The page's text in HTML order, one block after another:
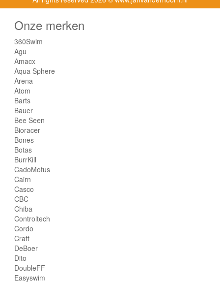
Onze merken
360Swim
Agu
Amacx
Aqua Sphere
Arena
Atom
Barts
Bauer
Bee Seen
Bioracer
Bones
Botas
BurrKill
CadoMotus
Cairn
Casco
CBC
Chiba
Controltech
Cordo
Craft
DeBoer
Dito
DoubleFF
Easyswim